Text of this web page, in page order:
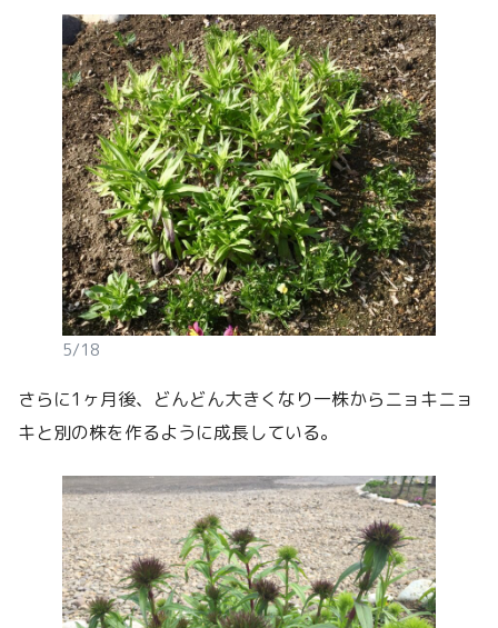
5/18
さらに1ヶ月後、どんどん大きくなり一株からニョキニョ
キと別の株を作るように成長している。